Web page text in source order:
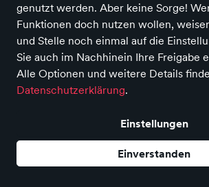
genutzt werden. Aber keine Sorge!
Funktionen doch nutzen wollen,
und Stelle noch einmal auf die
Sie auch im Nachhinein Ihre Freigabe
Alle Optionen und weitere Details
Datenschutzerklärung.
Einstellungen
Einverstanden
Inhalte von Youtube
Spielzeug-Huber:
persönliche Beratung online!